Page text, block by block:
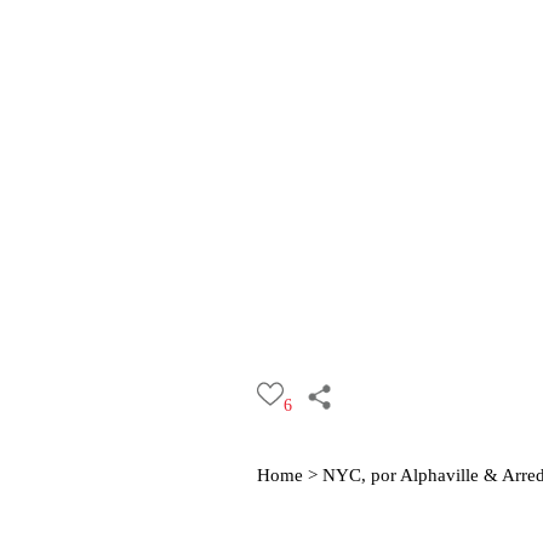
6
Home > NYC, por Alphaville &